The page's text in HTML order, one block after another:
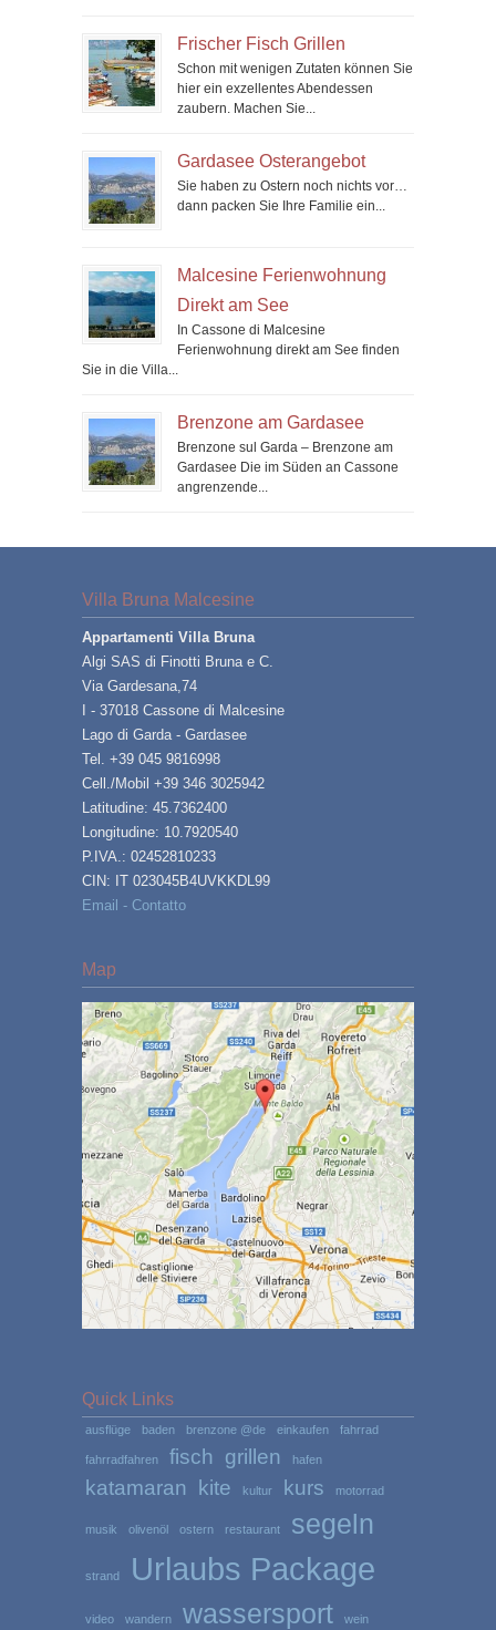
Frischer Fisch Grillen
Schon mit wenigen Zutaten können Sie
hier ein exzellentes Abendessen
zaubern. Machen Sie...
Gardasee Osterangebot
Sie haben zu Ostern noch nichts vor…
dann packen Sie Ihre Familie ein...
Malcesine Ferienwohnung
Direkt am See
In Cassone di Malcesine
Ferienwohnung direkt am See finden
Sie in die Villa...
Brenzone am Gardasee
Brenzone sul Garda – Brenzone am
Gardasee Die im Süden an Cassone
angrenzende...
Villa Bruna Malcesine
Appartamenti Villa Bruna
Algi SAS di Finotti Bruna e C.
Via Gardesana,74
I - 37018 Cassone di Malcesine
Lago di Garda - Gardasee
Tel. +39 045 9816998
Cell./Mobil +39 346 3025942
Latitudine: 45.7362400
Longitudine: 10.7920540
P.IVA.: 02452810233
CIN: IT 023045B4UVKKDL99
Email - Contatto
Map
Quick Links
ausflüge baden brenzone @de einkaufen fahrrad
fahrradfahren fisch grillen hafen
katamaran kite kultur kurs motorrad
musik olivenöl ostern restaurant segeln
strand Urlaubs Package
video wandern wassersport wein